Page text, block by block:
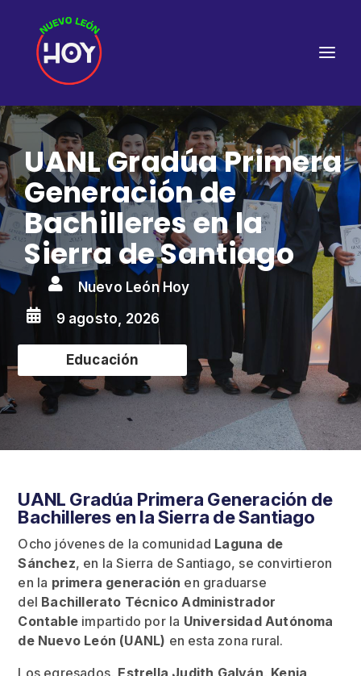
UANL Gradúa Primera
Generación de
Bachilleres en la
Sierra de Santiago
 Nuevo León Hoy
 9 agosto, 2026
Educación
UANL Gradúa Primera Generación de
Bachilleres en la Sierra de Santiago
Ocho jóvenes de la comunidad Laguna de
Sánchez, en la Sierra de Santiago, se convirtieron
en la primera generación en graduarse
del Bachillerato Técnico Administrador
Contable impartido por la Universidad Autónoma
de Nuevo León (UANL) en esta zona rural.